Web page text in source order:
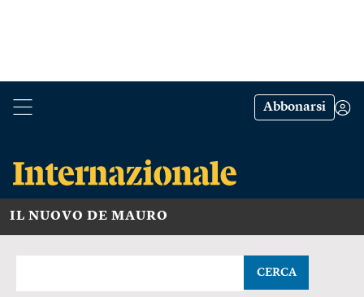
Abbonarsi
IL NUOVO DE MAURO
CERCA